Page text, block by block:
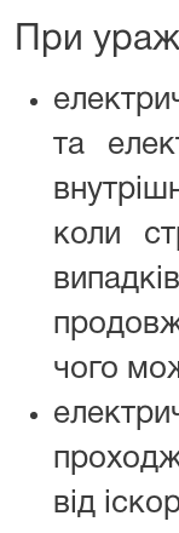
При
та
коли
чого
від